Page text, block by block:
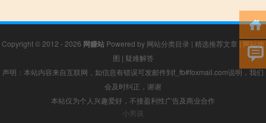
Copyright © 2012 - 2026 网赚站 Powered by 网站分类目录 | 精选推荐文章 |网站地
图 | 疑难解答
声明：本站内容来自互联网，如信息有错误可发邮件到f_fb#foxmail.com说明，我们
会及时纠正，谢谢
本站仅为个人兴趣爱好，不接盈利性广告及商业合作
小男孩